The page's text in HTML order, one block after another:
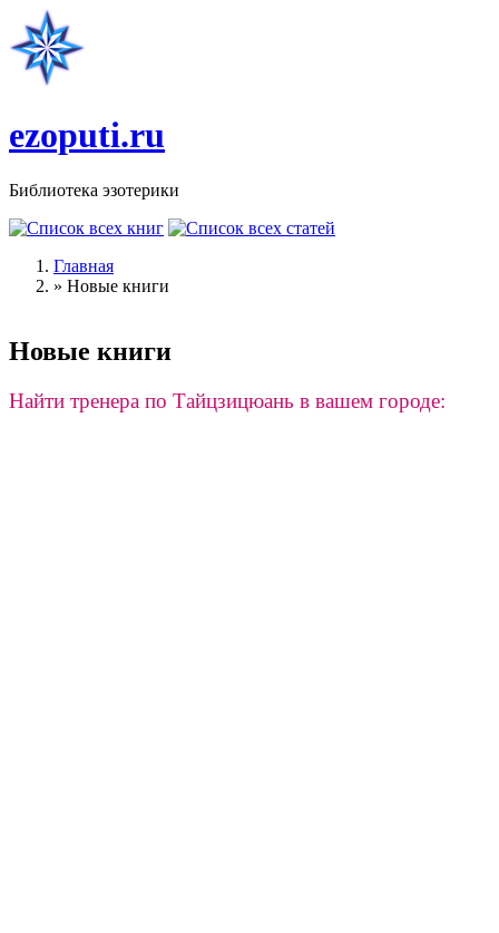
Перейти к основному содержанию
ezoputi.ru
Библиотека эзотерики
Вы здесь
Главная
» Новые книги
Новые книги
Найти тренера по Тайцзицюань в вашем городе: